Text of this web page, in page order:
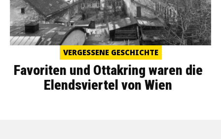
VERGESSENE GESCHICHTE
Favoriten und Ottakring waren die
Elendsviertel von Wien